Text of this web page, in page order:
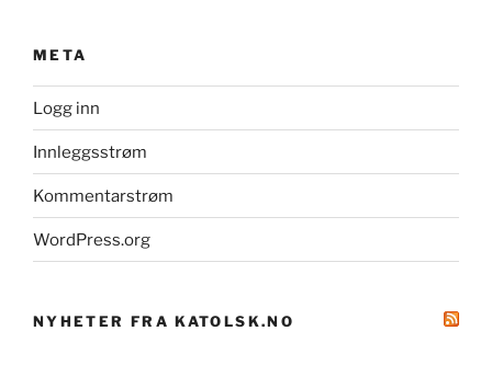
META
Logg inn
Innleggsstrøm
Kommentarstrøm
WordPress.org
NYHETER FRA KATOLSK.NO